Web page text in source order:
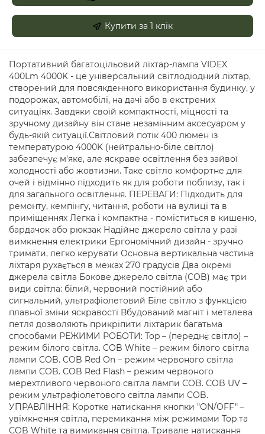
Купити за 1 клiк
Портативний багатоцільовий ліхтар-лампа VIDEX
400Lm 4000K - це універсальний світлодіодний ліхтар,
створений для повсякденного використання будинку, у
подорожах, автомобілі, на дачі або в екстрених
ситуаціях. Завдяки своїй компактності, міцності та
зручному дизайну він стане незамінним аксесуаром у
будь-якій ситуації.Світловий потік 400 люмен із
температурою 4000K (нейтрально-біле світло)
забезпечує м'яке, але яскраве освітлення без зайвої
холодності або жовтизни. Таке світло комфортне для
очей і відмінно підходить як для роботи поблизу, так і
для загального освітлення. ПЕРЕВАГИ: Підходить для
ремонту, кемпінгу, читання, роботи на вулиці та в
приміщеннях Легка і компактна - поміститься в кишеню,
бардачок або рюкзак Надійне джерело світла у разі
вимкнення електрики Ергономічний дизайн - зручно
тримати, легко керувати Основна вертикальна частина
ліхтаря рухається в межах 270 градусів Два окремі
джерела світла Бокове джерело світла (COB) має три
види світла: білий, червоний постійний або
сигнальний, ультрафіолетовий Біле світло з функцією
плавної зміни яскравості Вбудований магніт і металева
петля дозволяють прикріпити ліхтарик багатьма
способами РЕЖИМИ РОБОТИ: Top – (переднє світло) –
режим білого світла. COB White – режим білого світла
лампи COB. COB Red Оn – режим червоного світла
лампи COB. COB Red Flash – режим червоного
мерехтливого червоного світла лампи COB. COB UV –
режим ультрафіолетового світла лампи COB.
УПРАВЛІННЯ: Коротке натискання кнопки "ON/OFF" –
увімкнення світла, перемикання між режимами Top та
COB White та вимикання світла. Тривале натискання